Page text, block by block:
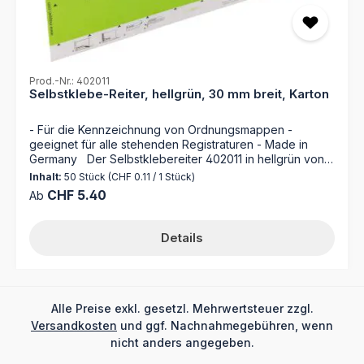
besondere Wünsche hinsichtlich der Gestaltung der
Ordnungsmappen? Gerne fertigen wir Ordnungsmappen
nach Ihren Vorgaben, sprechen Sie uns an!
Prod.-Nr.: 402011
Selbstklebe-Reiter, hellgrün, 30 mm breit, Karton
- Für die Kennzeichnung von Ordnungsmappen -
geeignet für alle stehenden Registraturen - Made in
Germany Der Selbstklebereiter 402011 in hellgrün von
MAPPEI ist die perfekte Ergänzung für Ihre
Ordnungsmappen. Mit selbstklebenden Kartonreitern,
die einfach anzubringen und individuell beschriftbar
Organisation Ihrer Dokumente. Optimieren Sie Ihre
Büroorganisation mit dem Selbstklebereiter 402011 von
einfach anzubringen und ermöglichen es Ihnen, Ihre
Mappen nach Ihren individuellen Bedürfnissen zu
beschriften. Durch die verschiedenen Farben und
Suchbegriffe auf den Kartonreitern finden Sie jedes
Inhalt: 50 Stück (CHF 0.11 / 1 Stück)
Regulärer Preis:
Ab CHF 5.40
Details
Alle Preise exkl. gesetzl. Mehrwertsteuer zzgl.
Versandkosten und ggf. Nachnahmegebühren, wenn
nicht anders angegeben.